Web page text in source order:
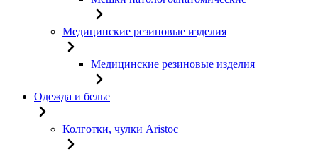
Медицинские резиновые изделия
Медицинские резиновые изделия
Одежда и белье
Колготки, чулки Aristoc